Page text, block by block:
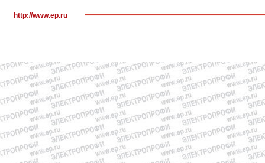
http://www.ep.ru